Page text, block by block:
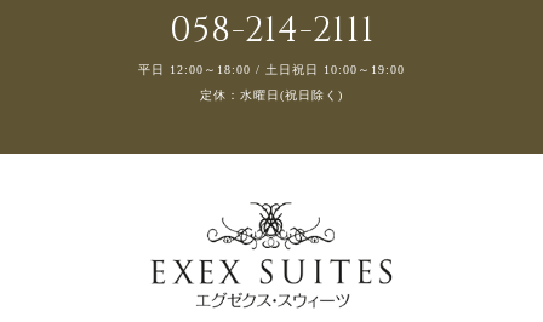
058-214-2111
平日 12:00～18:00 / 土日祝日 10:00～19:00
定休：水曜日(祝日除く)